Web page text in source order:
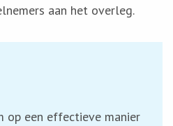
aan het overleg.
op een effectieve manier